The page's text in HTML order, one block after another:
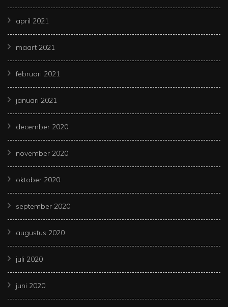
april 2021
maart 2021
februari 2021
januari 2021
december 2020
november 2020
oktober 2020
september 2020
augustus 2020
juli 2020
juni 2020